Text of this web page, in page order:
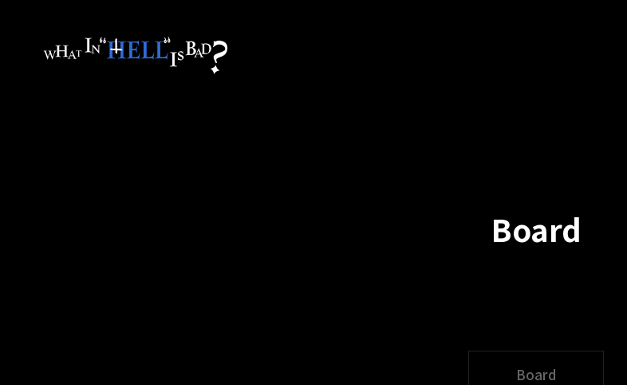
Board
Board